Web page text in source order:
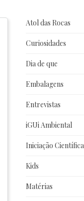
Atol das Rocas
Curiosidades
Dia de que
Embalagens
Entrevistas
iGUi Ambiental
Iniciação Científica
Kids
Matérias